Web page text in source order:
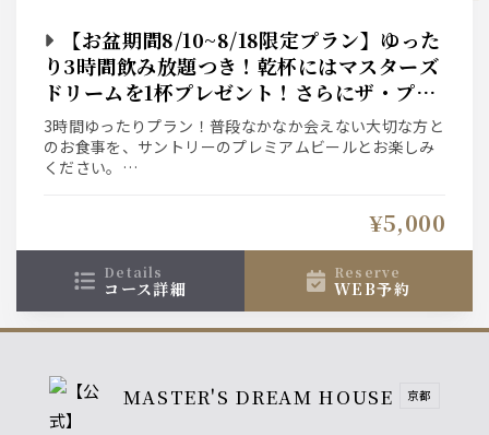
【お盆期間8/10~8/18限定プラン】ゆった
り3時間飲み放題つき！乾杯にはマスターズ
ドリームを1杯プレゼント！さらにザ・プレ
ミアム・モルツ、香るエール、ザ・プレミア
ム・モルツ黒、ハーフ＆ハーフが飲み放
題！メインはビーフステーキと豚肩ロース
3時間ゆったりプラン！普段なかなか会えない大切な方と
のお食事を、サントリーのプレミアムビールとお楽しみ
ください。
一人様1杯プレゼント致します。ザ・プレミアム・モル
ツ、香るエール、ザ・プレミアム・モルツ黒、ハーフ＆
ハーフが飲み放題。ビールによく合うお食事もしっかり
楽しむ"マスターズプラン"
ビールもお食事も楽しみたいお客様に！メインはビーフ
飯で大満足間違い無し！！
¥5,000
details
コース詳細
reserve
WEB予約
MASTER'S DREAM HOUSE 京都